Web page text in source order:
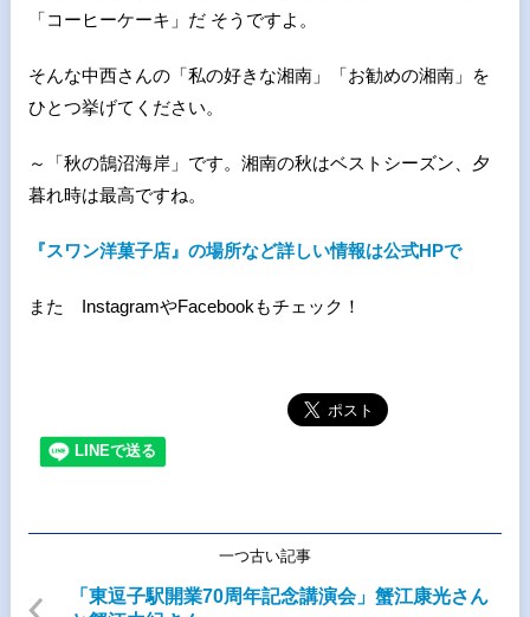
「コーヒーケーキ」だ そうですよ。
そんな中西さんの「私の好きな湘南」「お勧めの湘南」を
ひとつ挙げてください。
～「秋の鵠沼海岸」です。湘南の秋はベストシーズン、夕
暮れ時は最高ですね。
『スワン洋菓子店』の場所など詳しい情報は公式HPで
また InstagramやFacebookもチェック！
一つ古い記事
「東逗子駅開業70周年記念講演会」蟹江康光さん